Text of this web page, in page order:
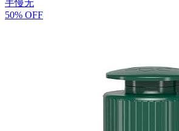
手慢无
50% OFF